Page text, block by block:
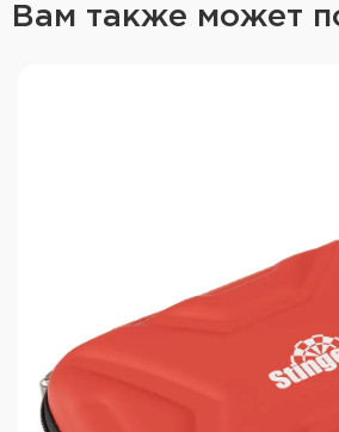
Вам также может